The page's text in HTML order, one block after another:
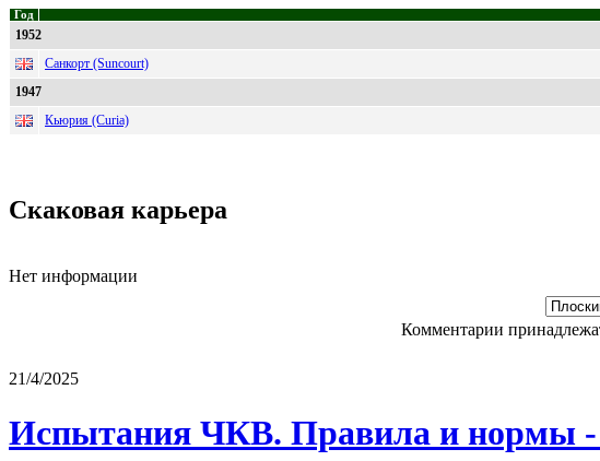
Год
1952
Санкорт (Suncourt)
1947
Кьюрия (Curia)
Скаковая карьера
Нет информации
Комментарии
21/4/2025
Испытания ЧКВ. Правила и нормы -